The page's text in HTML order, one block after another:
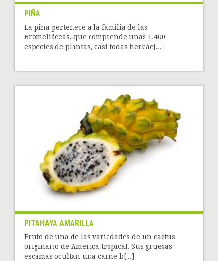
PIÑA
La piña pertenece a la familia de las
Bromeliáceas, que comprende unas 1.400
especies de plantas, casi todas herbác[...]
PITAHAYA AMARILLA
Fruto de una de las variedades de un cactus
originario de América tropical. Sus gruesas
escamas ocultan una carne b[...]